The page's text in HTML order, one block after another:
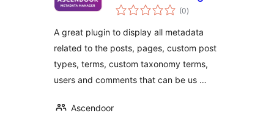
(0загальний
рейтинг
)
A great plugin to display all metadata
related to the posts, pages, custom post
types, terms, custom taxonomy terms,
users and comments that can be us …
Ascendoor